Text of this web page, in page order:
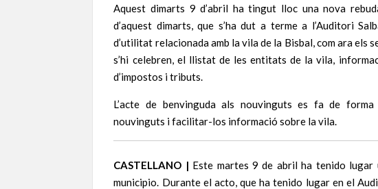
Aquest dimarts 9 d’abril ha tingut lloc una nova
d’aquest dimarts, que s’ha dut a terme a l’Auditori
d’utilitat relacionada amb la vila de la Bisbal, com ara els
s’hi celebren, el llistat de les entitats de la vila,
d’impostos i tributs.
L’acte de benvinguda als nouvinguts es fa de
nouvinguts i facilitar-los informació sobre la vila.
CASTELLANO | Este martes 9 de abril ha tenido
municipio. Durante el acto, que ha tenido lugar en el